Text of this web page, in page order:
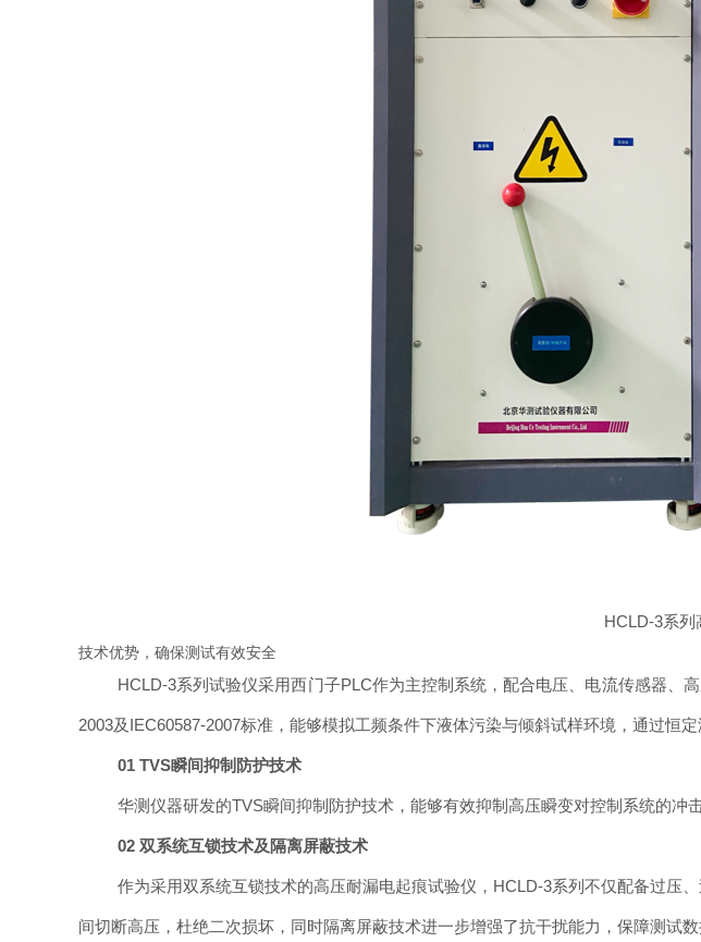
HCLD-3系列
技术优势，确保测试有效安全
HCLD-3系列试验仪采用西门子PLC作为主控制系统，配合电压、电流传感器、
2003及IEC60587-2007标准，能够模拟工频条件下液体污染与倾斜试样环境，通过恒
01 TVS瞬间抑制防护技术
华测仪器研发的TVS瞬间抑制防护技术，能够有效抑制高压瞬变对控制系统的冲
02 双系统互锁技术及隔离屏蔽技术
作为采用双系统互锁技术的高压耐漏电起痕试验仪，HCLD-3系列不仅配备过压
间切断高压，杜绝二次损坏，同时隔离屏蔽技术进一步增强了抗干扰能力，保障测试数